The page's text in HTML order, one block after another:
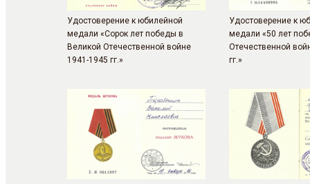
Удостоверение к юбилейной
медали «Сорок лет победы в
Великой Отечественной войне
1941-1945 гг.»
Удостоверение к
медали «50 лет
Отечественной
гг.»